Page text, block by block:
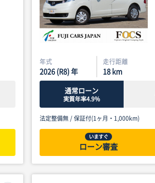
年式
2026 (R8) 年
走行距離
18km
通常ローン
実質年率4.9%
法定整備無 /保証付(1ヶ月・1,000km)
いますぐ
ローン審査